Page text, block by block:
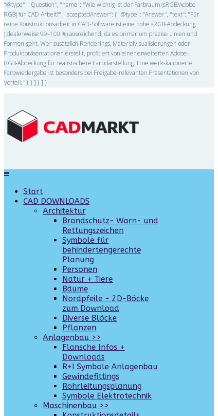
"@type": "Question", "name": "Wie wichtig ist der Farbraum (sRGB/Adobe
RGB) für CAD-Arbeit?", "acceptedAnswer": { "@type": "Answer", "text": "Für
reine Konstruktionsarbeit in CAD-Software ist eine hohe sRGB-Abdeckung
(idealerweise 99–100 %) ausreichend, da es primär um präzise Linien und
Formen geht. Wer zusätzlich Renderings, Materialvisualisierungen oder
Produktpräsentationen erstellt, profitiert von einer erweiterten Adobe-
RGB-Abdeckung für realistischere Farbdarstellung. Eine werkskalibrierte
Farbwiedergabe ist besonders bei Freigabe-relevanten Präsentationen von
Vorteil." } } ] } ] }
Start
CAD DOWNLOADS
Architektur
Brandschutz- Warn- und
Rettungszeichen
Symbole für
behindertengerechte
Planung
Personen
Natur + Tiere
Bäume
Nordpfeile - 2D-Böcke
zum Download
Diverse Blöcke
Pflanzen
Anlagenbau >>
Flansche Infos +
Downloads
R+I Symbole Anlagenbau
Gewindefittings
Rohrleitungsplanung
Symbole Elektrotechnik
Maschinenbau >>